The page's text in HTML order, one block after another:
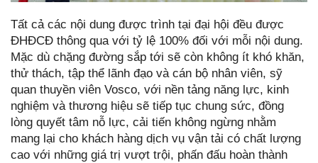
Tất cả các nội dung được trình tại đại hội đều được
ĐHĐCĐ thông qua với tỷ lệ 100% đối với mỗi nội dung.
Mặc dù chặng đường sắp tới sẽ còn không ít khó khăn,
thử thách, tập thể lãnh đạo và cán bộ nhân viên, sỹ
quan thuyền viên Vosco, với nền tảng năng lực, kinh
nghiệm và thương hiệu sẽ tiếp tục chung sức, đồng
lòng quyết tâm nỗ lực, cải tiến không ngừng nhằm
mang lại cho khách hàng dịch vụ vận tải có chất lượng
cao với những giá trị vượt trội, phấn đấu hoàn thành